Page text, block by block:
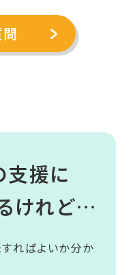
支援に
けれど…
ればよいか分か